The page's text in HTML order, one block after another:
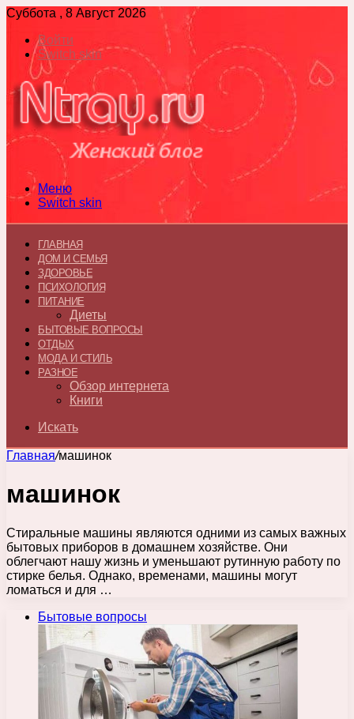
Суббота , 8 Август 2026
Войти
Switch skin
Меню
Switch skin
ГЛАВНАЯ
ДОМ И СЕМЬЯ
ЗДОРОВЬЕ
ПСИХОЛОГИЯ
ПИТАНИЕ
Диеты
БЫТОВЫЕ ВОПРОСЫ
ОТДЫХ
МОДА И СТИЛЬ
РАЗНОЕ
Обзор интернета
Книги
Искать
Главная/машинок
машинок
Стиральные машины являются одними из самых важных
бытовых приборов в домашнем хозяйстве. Они
облегчают нашу жизнь и уменьшают рутинную работу по
стирке белья. Однако, временами, машины могут
ломаться и для …
Бытовые вопросы